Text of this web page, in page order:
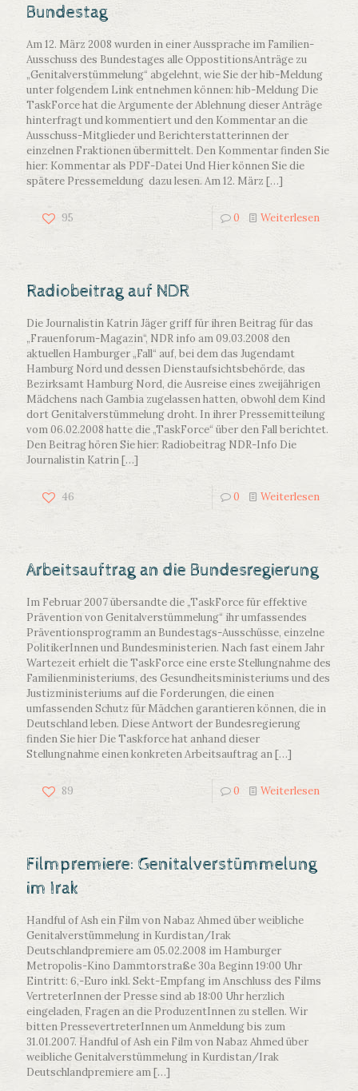
Bundestag
Am 12. März 2008 wurden in einer Aussprache im Familien-
Ausschuss des Bundestages alle OppostitionsAnträge zu
„Genitalverstümmelung“ abgelehnt, wie Sie der hib-Meldung
unter folgendem Link entnehmen können: hib-Meldung Die
TaskForce hat die Argumente der Ablehnung dieser Anträge
hinterfragt und kommentiert und den Kommentar an die
Ausschuss-Mitglieder und Berichterstatterinnen der
einzelnen Fraktionen übermittelt. Den Kommentar finden Sie
hier: Kommentar als PDF-Datei Und Hier können Sie die
spätere Pressemeldung dazu lesen. Am 12. März […]
95 0 Weiterlesen
Radiobeitrag auf NDR
Die Journalistin Katrin Jäger griff für ihren Beitrag für das
„Frauenforum-Magazin“, NDR info am 09.03.2008 den
aktuellen Hamburger „Fall“ auf, bei dem das Jugendamt
Hamburg Nord und dessen Dienstaufsichtsbehörde, das
Bezirksamt Hamburg Nord, die Ausreise eines zweijährigen
Mädchens nach Gambia zugelassen hatten, obwohl dem Kind
dort Genitalverstümmelung droht. In ihrer Pressemitteilung
vom 06.02.2008 hatte die „TaskForce“ über den Fall berichtet.
Den Beitrag hören Sie hier: Radiobeitrag NDR-Info Die
Journalistin Katrin[…]
46 0 Weiterlesen
Arbeitsauftrag an die Bundesregierung
Im Februar 2007 übersandte die „TaskForce für effektive
Prävention von Genitalverstümmelung“ ihr umfassendes
Präventionsprogramm an Bundestags-Ausschüsse, einzelne
PolitikerInnen und Bundesministerien. Nach fast einem Jahr
Wartezeit erhielt die TaskForce eine erste Stellungnahme des
Familienministeriums, des Gesundheitsministeriums und des
Justizministeriums auf die Forderungen, die einen
umfassenden Schutz für Mädchen garantieren können, die in
Deutschland leben. Diese Antwort der Bundesregierung
finden Sie hier Die Taskforce hat anhand dieser
Stellungnahme einen konkreten Arbeitsauftrag an[…]
89 0 Weiterlesen
Filmpremiere: Genitalverstümmelung
im Irak
Handful of Ash ein Film von Nabaz Ahmed über weibliche
Genitalverstümmelung in Kurdistan/Irak
Deutschlandpremiere am 05.02.2008 im Hamburger
Metropolis-Kino Dammtorstraße 30a Beginn 19:00 Uhr
Eintritt: 6,-Euro inkl. Sekt-Empfang im Anschluss des Films
VertreterInnen der Presse sind ab 18:00 Uhr herzlich
eingeladen, Fragen an die ProduzentInnen zu stellen. Wir
bitten PressevertreterInnen um Anmeldung bis zum
31.01.2007. Handful of Ash ein Film von Nabaz Ahmed über
weibliche Genitalverstümmelung in Kurdistan/Irak
Deutschlandpremiere am[…]